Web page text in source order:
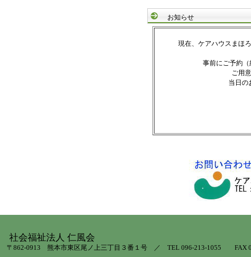
お知らせ
現在、ケアハウスまほ
事前にご予約（
ご用
当日の
社会福祉法人 仁風会
〒862-0913 熊本市東区尾ノ上三丁目３番１号 ／ TEL 096-213-1055 FAX